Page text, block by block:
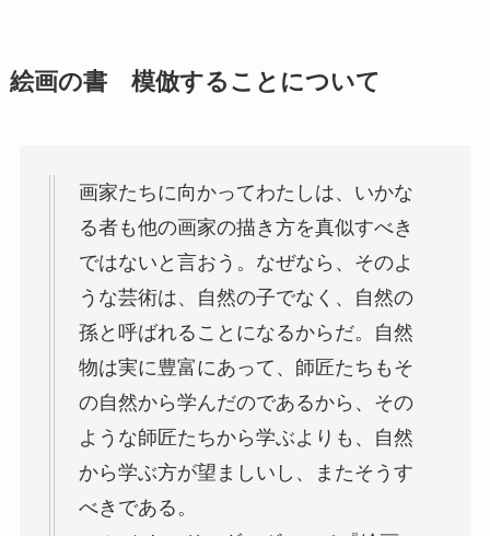
絵画の書 模倣することについて
画家たちに向かってわたしは、いかな
る者も他の画家の描き方を真似すべき
ではないと言おう。なぜなら、そのよ
うな芸術は、自然の子でなく、自然の
孫と呼ばれることになるからだ。自然
物は実に豊富にあって、師匠たちもそ
の自然から学んだのであるから、その
ような師匠たちから学ぶよりも、自然
から学ぶ方が望ましいし、またそうす
べきである。